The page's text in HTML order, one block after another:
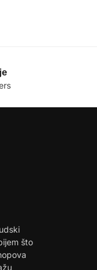
što